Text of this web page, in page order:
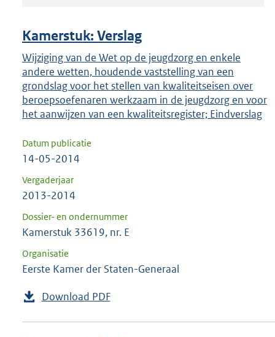
uw
keuze
te
bevestigen.
Kamerstuk: Verslag
Wijziging van de Wet op de jeugdzorg en enkele
andere wetten, houdende vaststelling van een
grondslag voor het stellen van kwaliteitseisen over
beroepsoefenaren werkzaam in de jeugdzorg en voor
het aanwijzen van een kwaliteitsregister; Eindverslag
Datum publicatie
14-05-2014
Vergaderjaar
2013-2014
Dossier- en ondernummer
Kamerstuk 33619, nr. E
Organisatie
Eerste Kamer der Staten-Generaal
Download PDF